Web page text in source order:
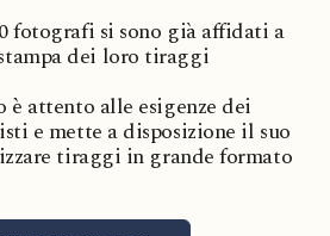
fotografi si sono già affidati a
dei loro tiraggi
attento alle esigenze dei
e mette a disposizione il suo
tiraggi in grande formato